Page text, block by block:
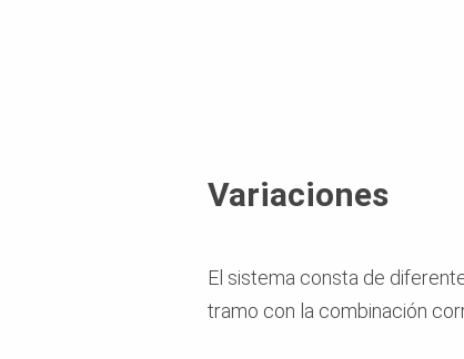
Variaciones
El sistema consta de
tramo con la combinación